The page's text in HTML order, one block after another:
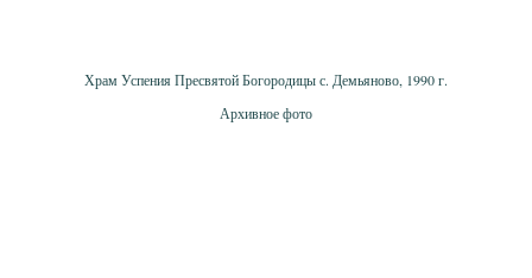
Храм Успения Пресвятой Богородицы с. Демьяново, 1990 г.
Архивное фото